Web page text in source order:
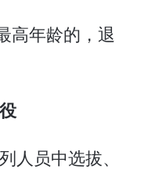
高年龄的，退
人员中选拔、